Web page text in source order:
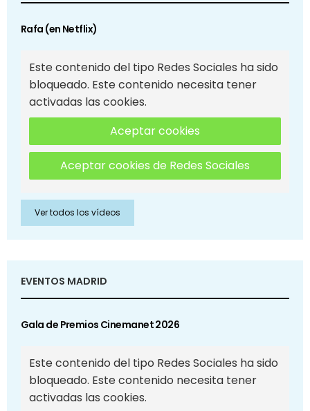
Rafa (en Netflix)
Este contenido del tipo Redes Sociales ha sido
bloqueado. Este contenido necesita tener
activadas las cookies.
Aceptar cookies
Aceptar cookies de Redes Sociales
Ver todos los vídeos
EVENTOS MADRID
Gala de Premios Cinemanet 2026
Este contenido del tipo Redes Sociales ha sido
bloqueado. Este contenido necesita tener
activadas las cookies.